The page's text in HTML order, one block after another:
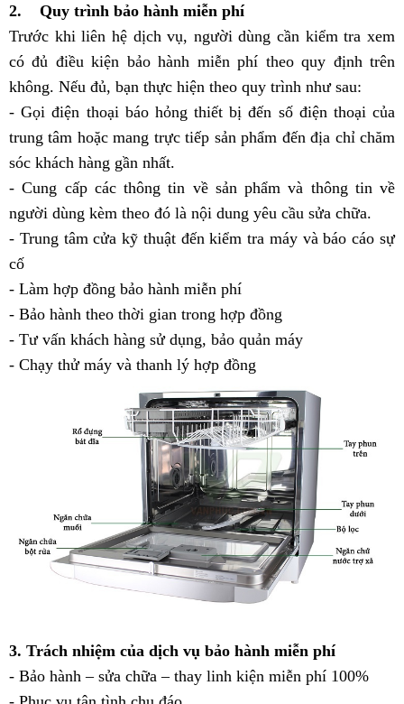
2. Quy trình bảo hành miễn phí
Trước khi liên hệ dịch vụ, người dùng cần kiểm tra xem
có đủ điều kiện bảo hành miễn phí theo quy định trên
không. Nếu đủ, bạn thực hiện theo quy trình như sau:
- Gọi điện thoại báo hỏng thiết bị đến số điện thoại của
trung tâm hoặc mang trực tiếp sản phẩm đến địa chỉ chăm
sóc khách hàng gần nhất.
- Cung cấp các thông tin về sản phẩm và thông tin về
người dùng kèm theo đó là nội dung yêu cầu sửa chữa.
- Trung tâm cửa kỹ thuật đến kiểm tra máy và báo cáo sự
cố
- Làm hợp đồng bảo hành miễn phí
- Bảo hành theo thời gian trong hợp đồng
- Tư vấn khách hàng sử dụng, bảo quản máy
- Chạy thử máy và thanh lý hợp đồng
3. Trách nhiệm của dịch vụ bảo hành miễn phí
- Bảo hành – sửa chữa – thay linh kiện miễn phí 100%